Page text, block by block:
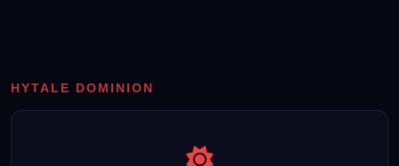
HYTALE DOMINION